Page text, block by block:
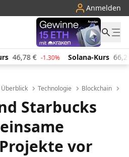
Anmelden
Kurs 66,21 € 1.00% TRON-Kurs
Technologie Blockchain
Starbucks
vor